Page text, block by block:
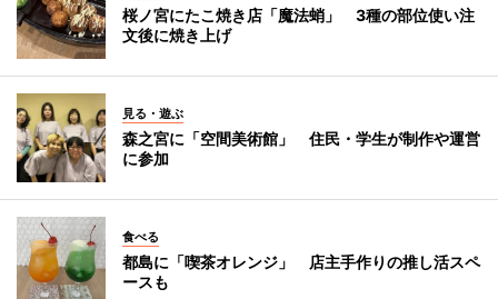
桜ノ宮にたこ焼き店「魔法蛸」 3種の部位使い注
文後に焼き上げ
見る・遊ぶ
森之宮に「空間美術館」 住民・学生が制作や運営
に参加
食べる
都島に「喫茶オレンジ」 店主手作りの推し活スペ
ースも